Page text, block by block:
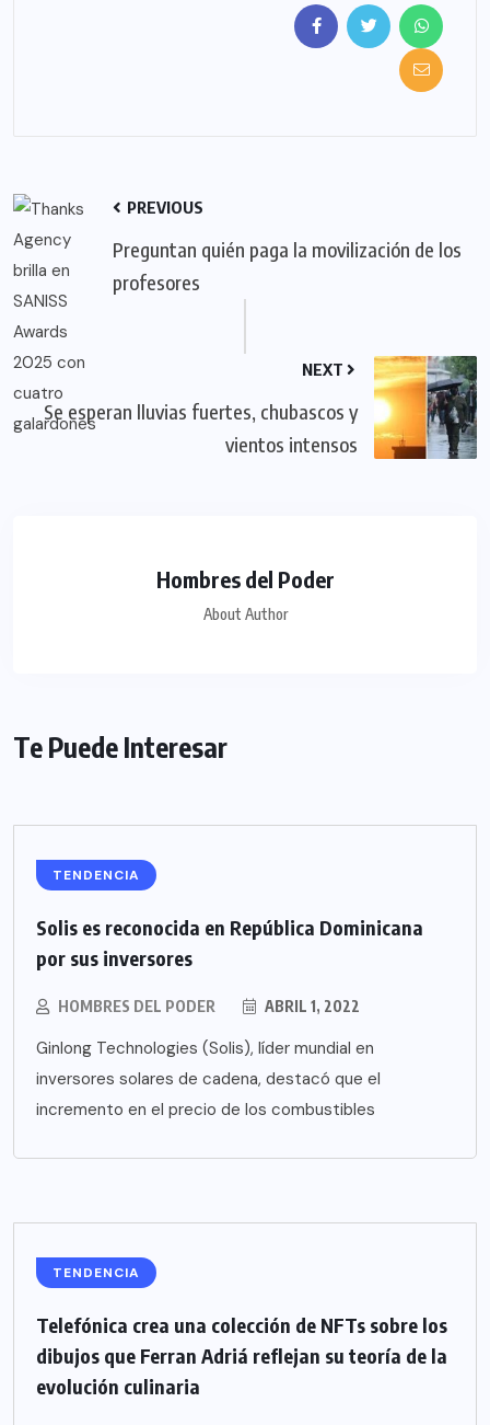
PREVIOUS
Preguntan quién paga la movilización de los
profesores
NEXT
Se esperan lluvias fuertes, chubascos y
vientos intensos
Hombres del Poder
About Author
Te Puede Interesar
TENDENCIA
Solis es reconocida en República Dominicana
por sus inversores
HOMBRES DEL PODER ABRIL 1, 2022
Ginlong Technologies (Solis), líder mundial en
inversores solares de cadena, destacó que el
incremento en el precio de los combustibles
TENDENCIA
Telefónica crea una colección de NFTs sobre los
dibujos que Ferran Adriá reflejan su teoría de la
evolución culinaria